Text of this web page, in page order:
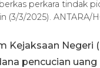
perkara tindak
(3/3/2025). ANTARA/
Kejaksaan Negeri
pencucian uang